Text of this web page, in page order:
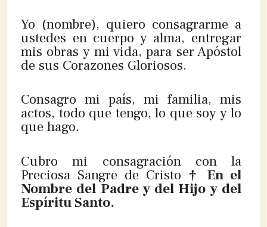
Yo (nombre), quiero consagrarme a
ustedes en cuerpo y alma, entregar
mis obras y mi vida, para ser Apóstol
de sus Corazones Gloriosos.
Consagro mi país, mi familia, mis
actos, todo que tengo, lo que soy y lo
que hago.
Cubro mi consagración con la
Preciosa Sangre de Cristo † En el
Nombre del Padre y del Hijo y del
Espíritu Santo.